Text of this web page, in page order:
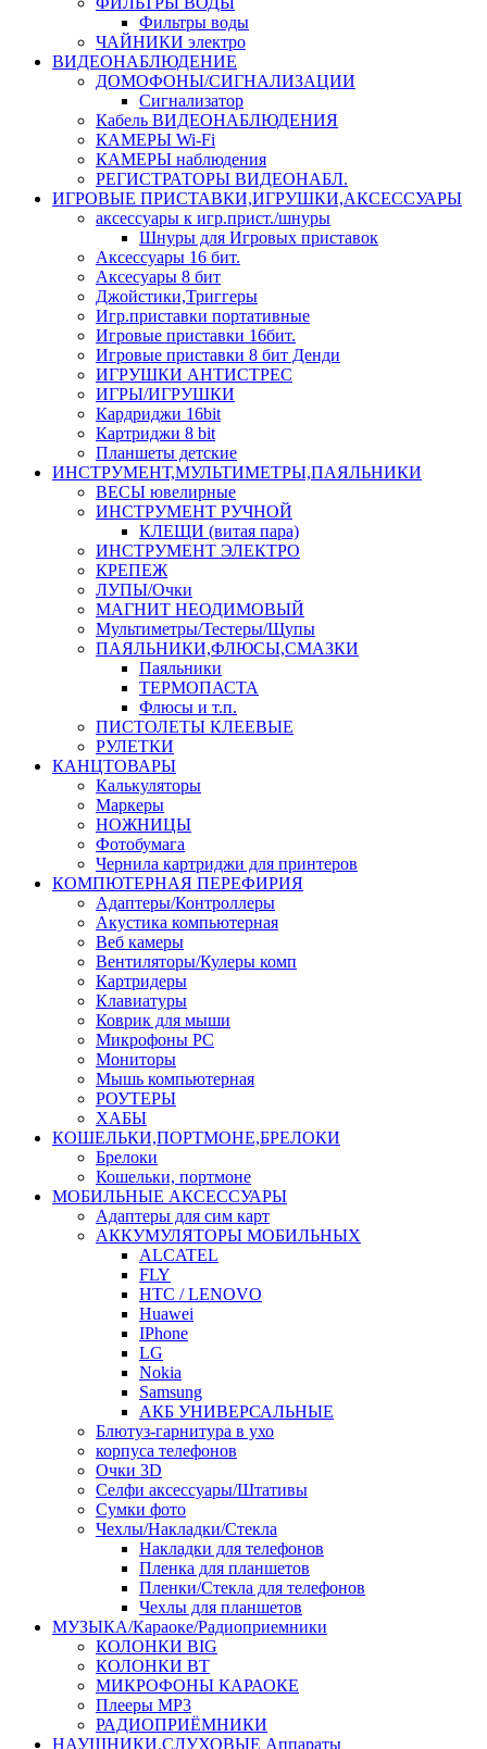
Фильтры воды
ЧАЙНИКИ электро
ВИДЕОНАБЛЮДЕНИЕ
ДОМОФОНЫ/СИГНАЛИЗАЦИИ
Сигнализатор
Кабель ВИДЕОНАБЛЮДЕНИЯ
КАМЕРЫ Wi-Fi
КАМЕРЫ наблюдения
РЕГИСТРАТОРЫ ВИДЕОНАБЛ.
ИГРОВЫЕ ПРИСТАВКИ,ИГРУШКИ,АКСЕССУАРЫ
аксесcуары к игр.прист./шнуры
Шнуры для Игровых приставок
Аксессуары 16 бит.
Аксесуары 8 бит
Джойстики,Триггеры
Игр.приставки портативные
Игровые приставки 16бит.
Игровые приставки 8 бит Денди
ИГРУШКИ АНТИСТРЕС
ИГРЫ/ИГРУШКИ
Кардриджи 16bit
Картриджи 8 bit
Планшеты детские
ИНСТРУМЕНТ,МУЛЬТИМЕТРЫ,ПАЯЛЬНИКИ
ВЕСЫ ювелирные
ИНСТРУМЕНТ РУЧНОЙ
КЛЕЩИ (витая пара)
ИНСТРУМЕНТ ЭЛЕКТРО
КРЕПЕЖ
ЛУПЫ/Очки
МАГНИТ НЕОДИМОВЫЙ
Мультиметры/Тестеры/Щупы
ПАЯЛЬНИКИ,ФЛЮСЫ,СМАЗКИ
Паяльники
ТЕРМОПАСТА
Флюсы и т.п.
ПИСТОЛЕТЫ КЛЕЕВЫЕ
РУЛЕТКИ
КАНЦТОВАРЫ
Калькуляторы
Маркеры
НОЖНИЦЫ
Фотобумага
Чернила картриджи для принтеров
КОМПЮТЕРНАЯ ПЕРЕФИРИЯ
Адаптеры/Контроллеры
Акустика компьютерная
Веб камеры
Вентиляторы/Кулеры комп
Картридеры
Клавиатуры
Коврик для мыши
Микрофоны PC
Мониторы
Мышь компьютерная
РОУТЕРЫ
ХАБЫ
КОШЕЛЬКИ,ПОРТМОНЕ,БРЕЛОКИ
Брелоки
Кошельки, портмоне
МОБИЛЬНЫЕ АКСЕССУАРЫ
Адаптеры для сим карт
АККУМУЛЯТОРЫ МОБИЛЬНЫХ
ALCATEL
FLY
HTC / LENOVO
Huawei
IPhone
LG
Nokia
Samsung
АКБ УНИВЕРСАЛЬНЫЕ
Блютуз-гарнитура в ухо
корпуса телефонов
Очки 3D
Селфи аксессуары/Штативы
Сумки фото
Чехлы/Накладки/Стекла
Накладки для телефонов
Пленка для планшетов
Пленки/Стекла для телефонов
Чехлы для планшетов
МУЗЫКА/Караоке/Радиоприемники
КОЛОНКИ BIG
КОЛОНКИ BT
МИКРОФОНЫ КАРАОКЕ
Плееры MP3
РАДИОПРИЁМНИКИ
НАУШНИКИ,СЛУХОВЫЕ Аппараты